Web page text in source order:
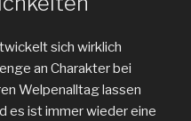
sich wirklich
an Charakter bei
Welpenalltag lassen
es ist immer wieder eine